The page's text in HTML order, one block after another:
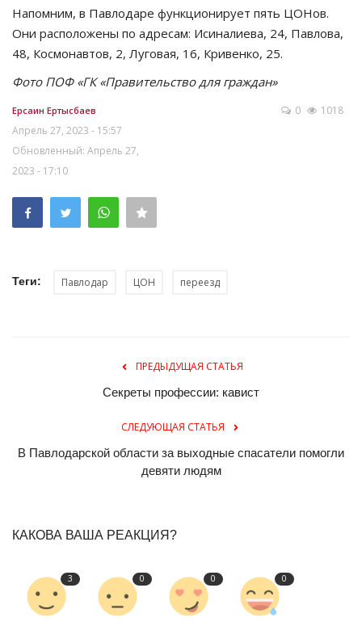
Напомним, в Павлодаре функционирует пять ЦОНов.
Они расположены по адресам: Исиналиева, 24, Павлова,
48, Космонавтов, 2, Луговая, 16, Кривенко, 25.
Фото ПОФ «ГК «Правительство для граждан»
Ерсаин Ертысбаев
Апрель 27, 2023 - 15:57
Обновленный: Апрель 27,
2023 - 17:10
0 1018
Теги: Павлодар ЦОН переезд
ПРЕДЫДУЩАЯ СТАТЬЯ
Секреты профессии: кавист
СЛЕДУЮЩАЯ СТАТЬЯ
В Павлодарской области за выходные спасатели помогли
девяти людям
КАКОВА ВАША РЕАКЦИЯ?
3 0 0 0